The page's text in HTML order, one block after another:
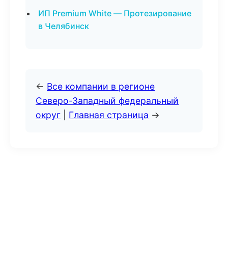
ИП Premium White — Протезирование
в Челябинск
← Все компании в регионе
Северо-Западный федеральный
округ
Главная страница →